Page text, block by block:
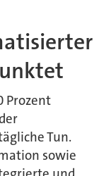
Prozent
Tun.
sowie